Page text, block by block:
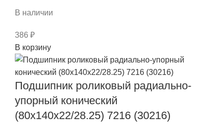
(32220)
В наличии
386 ₽
Количество
товара
Подшипник
роликовый
радиальный
(25x62x24)
с
В корзину
Подшипник роликовый радиально-
упорный конический
(80x140x22/28.25) 7216 (30216)